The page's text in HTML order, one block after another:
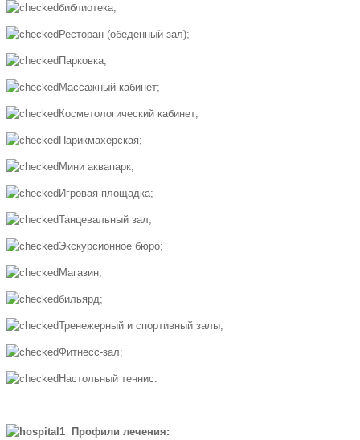
библиотека;
Ресторан (обеденный зал);
Парковка;
Массажный кабинет;
Косметологический кабинет;
Парикмахерская;
Мини аквапарк;
Игровая площадка;
Танцевальный зал;
Экскурсионное бюро;
Магазин;
бильярд;
Тренежерный и спортивный залы;
Фитнесс-зал;
Настольный теннис.
Профили лечения: